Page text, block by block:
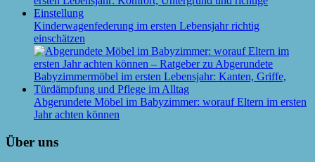
Kinderwagenfederung im ersten Lebensjahr richtig
einschätzen
Abgerundete Möbel im Babyzimmer: worauf Eltern im ersten
Jahr achten können
Über uns